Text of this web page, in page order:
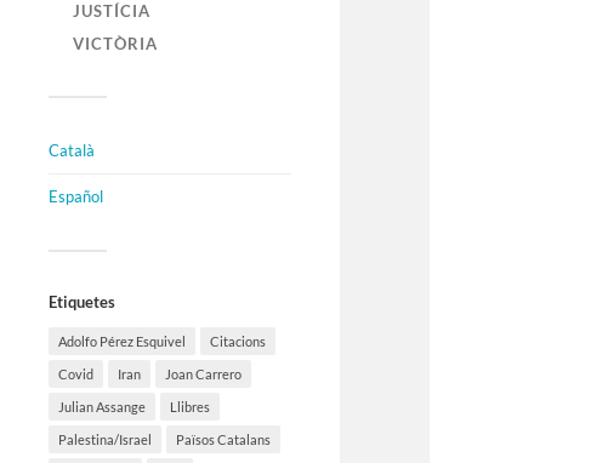
JUSTÍCIA
VICTÒRIA
Català
Español
Etiquetes
Adolfo Pérez Esquivel Citacions
Covid Iran Joan Carrero
Julian Assange Llibres
Palestina/Israel Països Catalans